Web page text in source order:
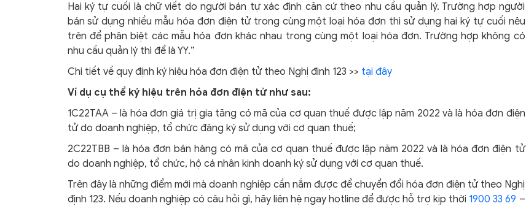
Hai ký tự cuối là chữ viết do người bán tự xác định căn cứ theo nhu cầu quản lý. Trường hợp người
bán sử dụng nhiều mẫu hóa đơn điện tử trong cùng một loại hóa đơn thì sử dụng hai ký tự cuối nêu
trên để phân biệt các mẫu hóa đơn khác nhau trong cùng một loại hóa đơn. Trường hợp không có
nhu cầu quản lý thì để là YY.”
Chi tiết về quy định ký hiệu hóa đơn điện tử theo Nghị đinh 123 >> tại đây
Ví dụ cụ thể ký hiệu trên hóa đơn điện tử như sau:
1C22TAA – là hóa đơn giá trị gia tăng có mã của cơ quan thuế được lập năm 2022 và là hóa đơn điện
tử do doanh nghiệp, tổ chức đăng ký sử dụng với cơ quan thuế;
2C22TBB – là hóa đơn bán hàng có mã của cơ quan thuế được lập năm 2022 và là hóa đơn điện tử
do doanh nghiệp, tổ chức, hộ cá nhân kinh doanh ký sử dụng với cơ quan thuế.
Trên đây là những điểm mới mà doanh nghiệp cần nắm được để chuyển đổi hóa đơn điện tử theo Nghị
định 123. Nếu doanh nghiệp có câu hỏi gì, hãy liên hệ ngay hotline để được hỗ trợ kịp thời 1900 33 69 –